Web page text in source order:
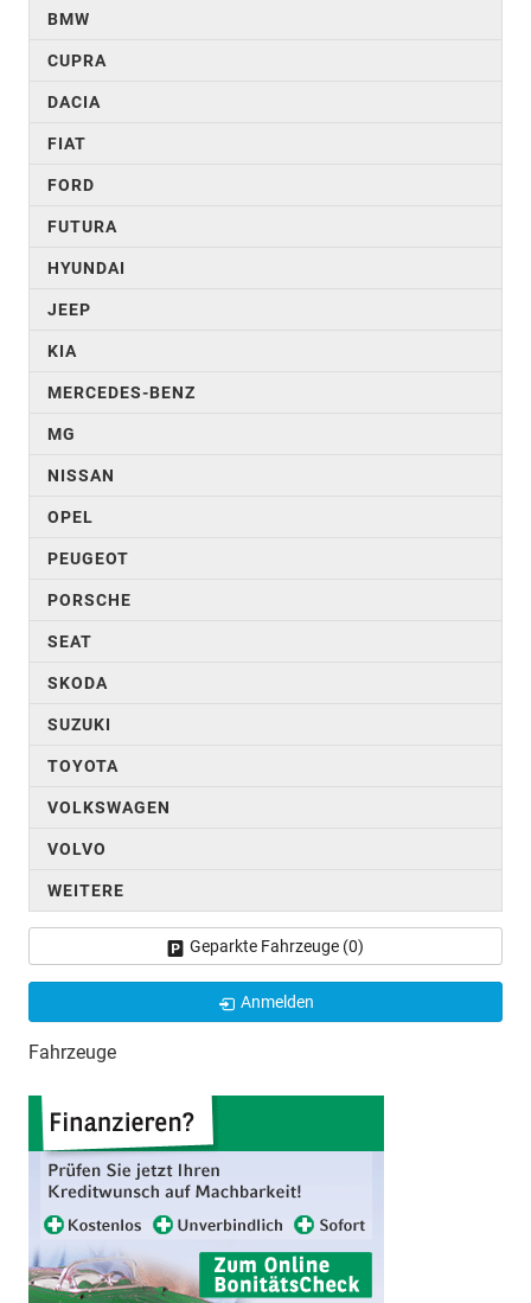
BMW
CUPRA
DACIA
FIAT
FORD
FUTURA
HYUNDAI
JEEP
KIA
MERCEDES-BENZ
MG
NISSAN
OPEL
PEUGEOT
PORSCHE
SEAT
SKODA
SUZUKI
TOYOTA
VOLKSWAGEN
VOLVO
WEITERE
Geparkte Fahrzeuge (0)
Anmelden
Fahrzeuge